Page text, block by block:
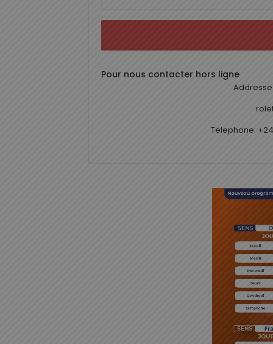
Pour nous contacter hors ligne
Telephone: